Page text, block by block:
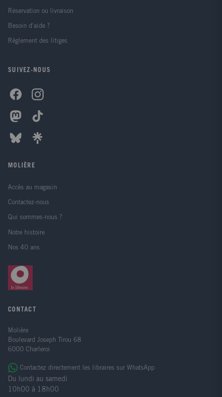
Réservation ou livraison
Besoin d'aide ?
Règlement des litiges
SUIVEZ-NOUS
MOLIÈRE
Accès au magasin
Contactez-nous
Qui sommes-nous ?
Notre histoire
Nos 40 ans
CONTACT
Molière
Boulevard Joseph Tirou 68
6000 Charleroi
Contactez directement les libraires sur WhatsApp
Du lundi au samedi
10h00 à 18h00